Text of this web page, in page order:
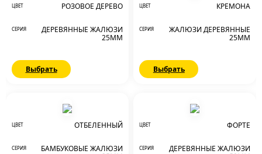
ЦВЕТ РОЗОВОЕ ДЕРЕВО
СЕРИЯ
ДЕРЕВЯННЫЕ ЖАЛЮЗИ
25ММ
Выбрать
ЦВЕТ КРЕМОНА
СЕРИЯ
ЖАЛЮЗИ ДЕРЕВЯННЫЕ
25ММ
Выбрать
ЦВЕТ ОТБЕЛЕННЫЙ
СЕРИЯ
БАМБУКОВЫЕ ЖАЛЮЗИ
ЦВЕТ ФОРТЕ
СЕРИЯ
ДЕРЕВЯННЫЕ ЖАЛЮЗИ